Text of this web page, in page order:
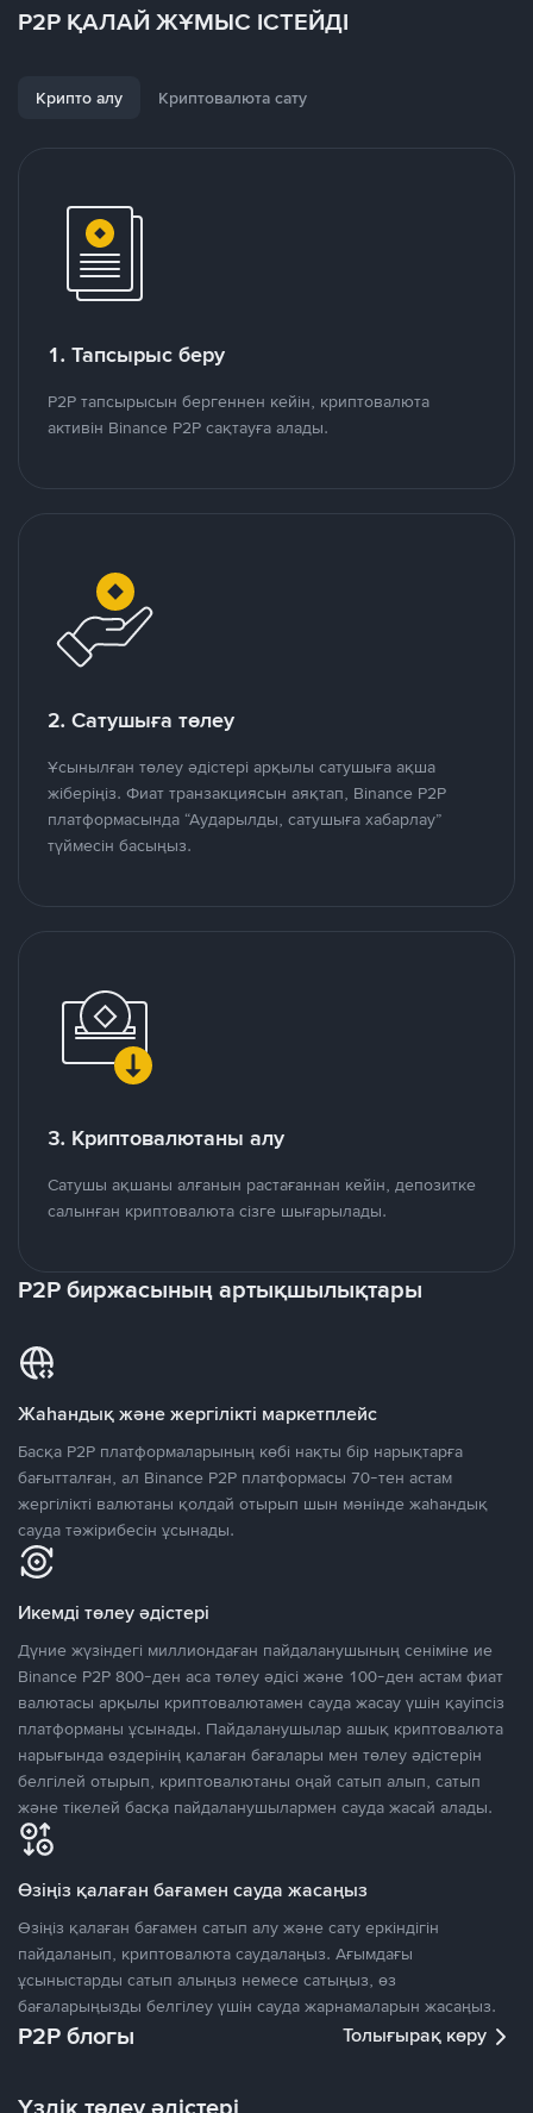
P2P ҚАЛАЙ ЖҰМЫС ІСТЕЙДІ
Крипто алу Криптовалюта сату
1. Тапсырыс беру
P2P тапсырысын бергеннен кейін, криптовалюта
активін Binance P2P сақтауға алады.
2. Сатушыға төлеу
Ұсынылған төлеу әдістері арқылы сатушыға ақша
жіберіңіз. Фиат транзакциясын аяқтап, Binance P2P
платформасында “Аударылды, сатушыға хабарлау”
түймесін басыңыз.
3. Криптовалютаны алу
Сатушы ақшаны алғанын растағаннан кейін, депозитке
салынған криптовалюта сізге шығарылады.
P2P биржасының артықшылықтары
Жаһандық және жергілікті маркетплейс
Басқа P2P платформаларының көбі нақты бір нарықтарға
бағытталған, ал Binance P2P платформасы 70-тен астам
жергілікті валютаны қолдай отырып шын мәнінде жаһандық
сауда тәжірибесін ұсынады.
Икемді төлеу әдістері
Дүние жүзіндегі миллиондаған пайдаланушының сеніміне ие
Binance P2P 800-ден аса төлеу әдісі және 100-ден астам фиат
валютасы арқылы криптовалютамен сауда жасау үшін қауіпсіз
платформаны ұсынады. Пайдаланушылар ашық криптовалюта
нарығында өздерінің қалаған бағалары мен төлеу әдістерін
белгілей отырып, криптовалютаны оңай сатып алып, сатып
және тікелей басқа пайдаланушылармен сауда жасай алады.
Өзіңіз қалаған бағамен сауда жасаңыз
Өзіңіз қалаған бағамен сатып алу және сату еркіндігін
пайдаланып, криптовалюта саудалаңыз. Ағымдағы
ұсыныстарды сатып алыңыз немесе сатыңыз, өз
бағаларыңызды белгілеу үшін сауда жарнамаларын жасаңыз.
P2P блогы Толығырақ көру